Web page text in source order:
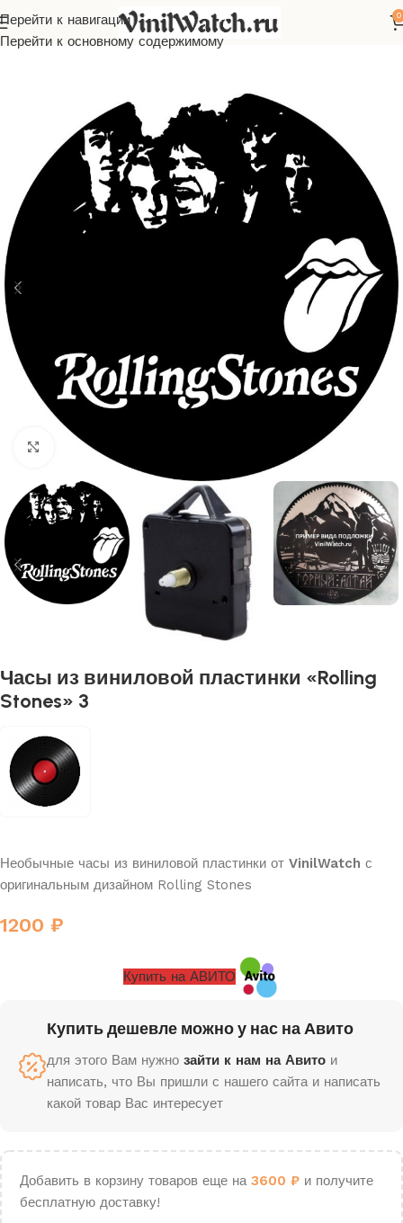
Перейти к навигации
Перейти к основному содержимому
0
из виниловой пластинки Зарубежная музыка
Нажмите, чтобы увеличить
Часы из виниловой пластинки «Rolling
Stones» 3
Необычные часы из виниловой пластинки от VinilWatch с
оригинальным дизайном Rolling Stones
1200 ₽
Купить на АВИТО
Купить дешевле можно у нас на Авито
для этого Вам нужно зайти к нам на Авито и
написать, что Вы пришли с нашего сайта и написать
какой товар Вас интересует
Добавить в корзину товаров еще на 3600 ₽ и получите
бесплатную доставку!